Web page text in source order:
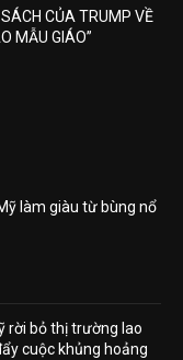
SÁCH CỦA TRUMP VỀ
MẪU GIÁO”
làm giàu từ bùng nổ
rời bỏ thị trường lao
cuộc khủng hoảng